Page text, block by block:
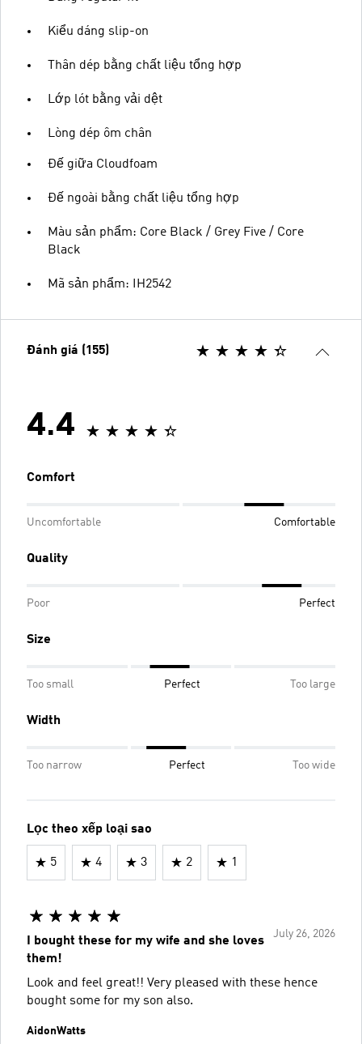
Kiểu dáng slip-on
Thân dép bằng chất liệu tổng hợp
Lớp lót bằng vải dệt
Lòng dép ôm chân
Đế giữa Cloudfoam
Đế ngoài bằng chất liệu tổng hợp
Màu sản phẩm: Core Black / Grey Five / Core
Black
Mã sản phẩm: IH2542
Đánh giá (155)
4.4
Comfort
Uncomfortable Comfortable
Quality
Poor Perfect
Size
Too small Perfect Too large
Width
Too narrow Perfect Too wide
Lọc theo xếp loại sao
5 4 3 2 1
July 26, 2026
I bought these for my wife and she loves
them!
Look and feel great!! Very pleased with these hence
bought some for my son also.
AidonWatts